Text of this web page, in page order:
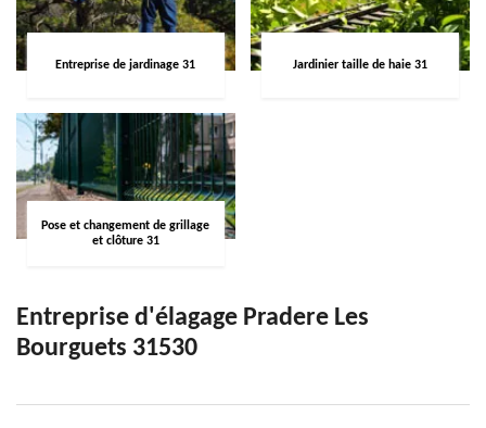
Entreprise de jardinage 31 Jardinier taille de haie 31
Pose et changement de grillage
et clôture 31
Entreprise d'élagage Pradere Les
Bourguets 31530